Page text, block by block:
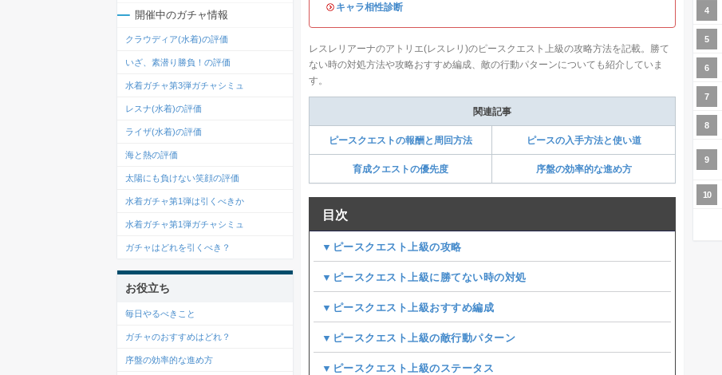
・ キャラ相性診断
レスレリアーナのアトリエ(レスレリ)のピースクエスト上級の攻略方法を記載。勝て
ない時の対処方法や攻略おすすめ編成、敵の行動パターンについても紹介していま
す。
関連記事
ピースクエストの報酬と周回方法 ピースの入手方法と使い道
育成クエストの優先度 序盤の効率的な進め方
目次
▼ピースクエスト上級の攻略
▼ピースクエスト上級に勝てない時の対処
▼ピースクエスト上級おすすめ編成
▼ピースクエスト上級の敵行動パターン
▼ピースクエスト上級のステータス
開催中のガチャ情報
クラウディア(水着)の評価
いざ、素潜り勝負！の評価
水着ガチャ第3弾ガチャシミュ
レスナ(水着)の評価
ライザ(水着)の評価
海と熱の評価
太陽にも負けない笑顔の評価
水着ガチャ第1弾は引くべきか
水着ガチャ第1弾ガチャシミュ
ガチャはどれを引くべき？
お役立ち
毎日やるべきこと
ガチャのおすすめはどれ？
序盤の効率的な進め方